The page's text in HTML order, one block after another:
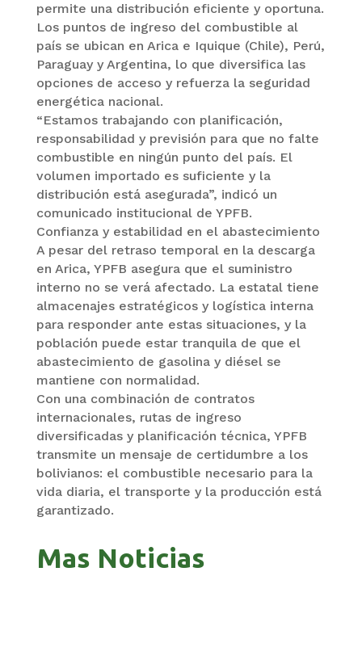
permite una distribución eficiente y oportuna.
Los puntos de ingreso del combustible al
país se ubican en Arica e Iquique (Chile), Perú,
Paraguay y Argentina, lo que diversifica las
opciones de acceso y refuerza la seguridad
energética nacional.
“Estamos trabajando con planificación,
responsabilidad y previsión para que no falte
combustible en ningún punto del país. El
volumen importado es suficiente y la
distribución está asegurada”, indicó un
comunicado institucional de YPFB.
Confianza y estabilidad en el abastecimiento
A pesar del retraso temporal en la descarga
en Arica, YPFB asegura que el suministro
interno no se verá afectado. La estatal tiene
almacenajes estratégicos y logística interna
para responder ante estas situaciones, y la
población puede estar tranquila de que el
abastecimiento de gasolina y diésel se
mantiene con normalidad.
Con una combinación de contratos
internacionales, rutas de ingreso
diversificadas y planificación técnica, YPFB
transmite un mensaje de certidumbre a los
bolivianos: el combustible necesario para la
vida diaria, el transporte y la producción está
garantizado.
Mas Noticias